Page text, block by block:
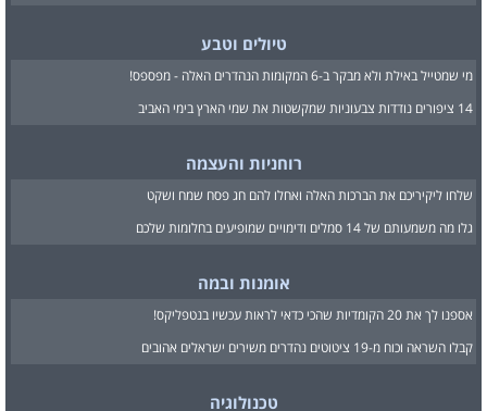
טיולים וטבע
מי שמטייל באילת ולא מבקר ב-6 המקומות הנהדרים האלה - מפספס!
14 ציפורים נודדות צבעוניות שמקשטות את שמי הארץ בימי האביב
רוחניות והעצמה
שלחו ליקיריכם את הברכות האלה ואחלו להם חג פסח שמח ושקט
גלו מה משמעותם של 14 סמלים ודימויים שמופיעים בחלומות שלכם
אומנות ובמה
אספנו לך את 20 הקומדיות שהכי כדאי לראות עכשיו בנטפליקס!
קבלו השראה וכוח מ-19 ציטוטים נהדרים משירים ישראלים אהובים
טכנולוגיה